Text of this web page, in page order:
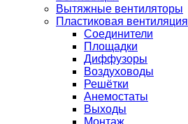
Вытяжные вентиляторы
Пластиковая вентиляция
Соединители
Площадки
Диффузоры
Воздуховоды
Решётки
Анемостаты
Выходы